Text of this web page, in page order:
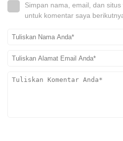
Simpan nama, email, dan
untuk komentar saya